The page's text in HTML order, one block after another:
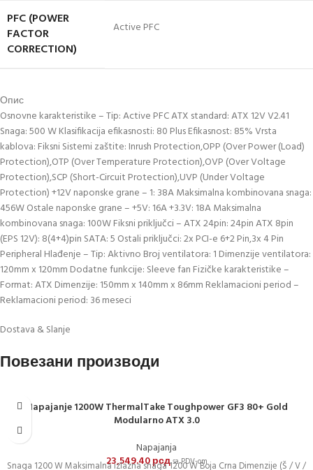
PFC (POWER
FACTOR
CORRECTION)
Active PFC
Опис
Osnovne karakteristike – Tip: Active PFC ATX standard: ATX 12V V2.41
Snaga: 500 W Klasifikacija efikasnosti: 80 Plus Efikasnost: 85% Vrsta
kablova: Fiksni Sistemi zaštite: Inrush Protection,OPP (Over Power (Load)
Protection),OTP (Over Temperature Protection),OVP (Over Voltage
Protection),SCP (Short-Circuit Protection),UVP (Under Voltage
Protection) +12V naponske grane – 1: 38A Maksimalna kombinovana snaga:
456W Ostale naponske grane – +5V: 16A +3.3V: 18A Maksimalna
kombinovana snaga: 100W Fiksni priključci – ATX 24pin: 24pin ATX 8pin
(EPS 12V): 8(4+4)pin SATA: 5 Ostali priključci: 2x PCI-e 6+2 Pin,3x 4 Pin
Peripheral Hlađenje – Tip: Aktivno Broj ventilatora: 1 Dimenzije ventilatora:
120mm x 120mm Dodatne funkcije: Sleeve fan Fizičke karakteristike –
Format: ATX Dimenzije: 150mm x 140mm x 86mm Reklamacioni period –
Reklamacioni period: 36 meseci
Dostava & Slanje
Повезани производи
Napajanje 1200W ThermalTake Toughpower GF3 80+ Gold
Modularno ATX 3.0
Napajanja
23,549.40рсдsa PDV-om
Snaga 1200 W Maksimalna izlazna snaga 1200 W Boja Crna Dimenzije (Š / V /